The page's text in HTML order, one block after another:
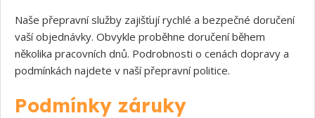
Naše přepravní služby zajišťují rychlé a bezpečné doručení
vaší objednávky. Obvykle proběhne doručení během
několika pracovních dnů. Podrobnosti o cenách dopravy a
podmínkách najdete v naší přepravní politice.
Podmínky záruky